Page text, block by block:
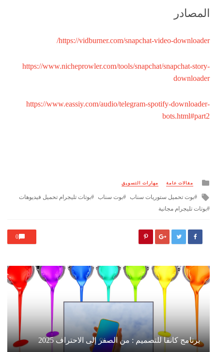
المصادر
https://vidburner.com/snapchat-video-downloader/
https://www.nicheprowler.com/tools/snapchat/snapchat-story-
downloader
https://www.eassiy.com/audio/telegram-spotify-downloader-
bots.html#part2
Posted
مقالات عامة مهارات التسويق
Tagged
with
بوت تحميل ستوريات سناب بوت سناب
بوتات تليجرام تحميل فيديوهات
بوتات تليجرام مجانية
0
برنامج كانفا للتصميم : من الصفر إلى الاحتراف 2025